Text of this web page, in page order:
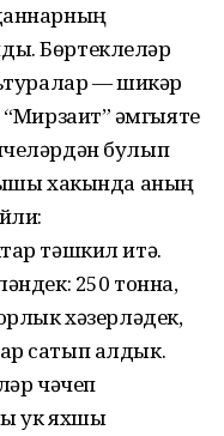
Бөртеклеләр
— шикәр
җәмгыяте
булып
хакында аның
тәшкил итә.
250 тонна,
хәзерләдек,
сатып алдык.
чәчеп
ук яхшы